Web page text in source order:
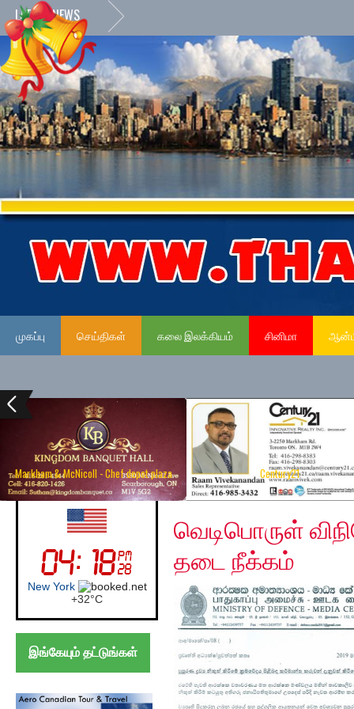
LATEST NEWS
முகப்பு செய்திகள் கலை இலக்கியம் சினிமா
Markham & McNicoll - Chef depot plaza Century21
UK (London)
London
+27°C
இங்கேயும் தட்டுங்கள்
Wednesday, May 29,
வெடிபொருள்
தடை நீக்கம்